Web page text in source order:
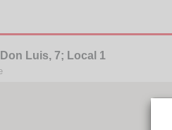
Luis, 7; Local 1